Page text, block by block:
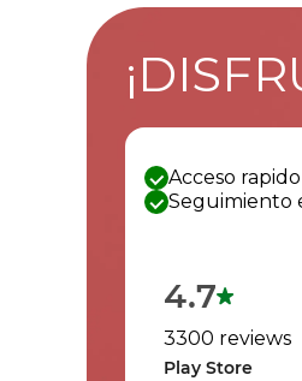
Acceso rapido
Seguimiento
4.7
3300 reviews
Play Store